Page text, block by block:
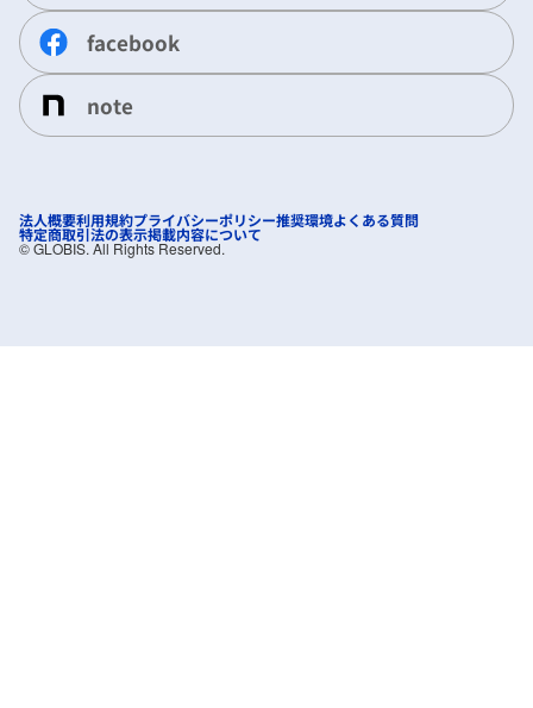
facebook
note
法人概要利用規約プライバシーポリシー推奨環境よくある質問
特定商取引法の表示掲載内容について
©︎ GLOBIS. All Rights Reserved.